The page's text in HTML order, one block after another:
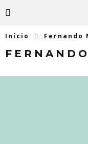
Início Fernando